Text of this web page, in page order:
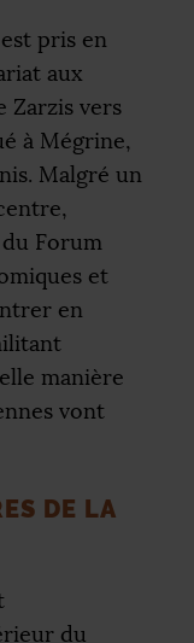
pris en
aux
Zarzis vers
à Mégrine,
Malgré un
Forum
et
en
manière
vont
DE LA
du